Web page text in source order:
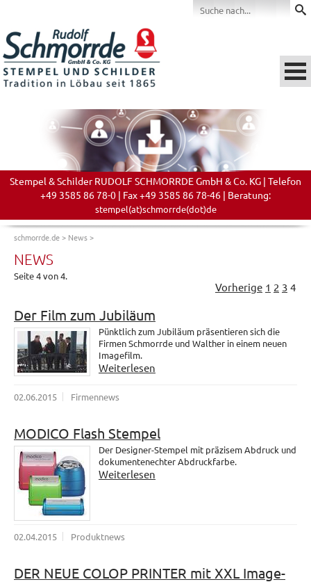
Stempel & Schilder RUDOLF SCHMORRDE GmbH & Co. KG | Telefon
+49 3585 86 78-0 | Fax +49 3585 86 78-46 | Beratung:
stempel(at)schmorrde(dot)de
schmorrde.de> News>
NEWS
Seite 4 von 4.
Vorherige 1 2 3 4
Der Film zum Jubiläum
Pünktlich zum Jubiläum präsentieren sich die
Firmen Schmorrde und Walther in einem neuen
Imagefilm.
Weiterlesen
02.06.2015 Firmennews
MODICO Flash Stempel
Der Designer-Stempel mit präzisem Abdruck und
dokumentenechter Abdruckfarbe.
Weiterlesen
02.04.2015 Produktnews
DER NEUE COLOP PRINTER mit XXL Image-